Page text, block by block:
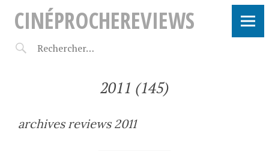
CINÉPROCHEREVIEWS
2011 (145)
archives reviews 2011